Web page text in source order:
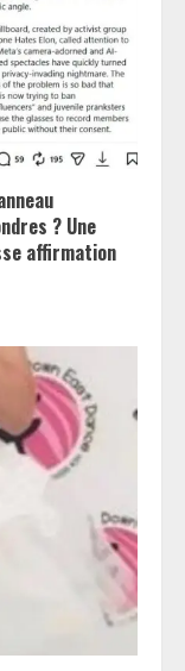
? Une
affirmation